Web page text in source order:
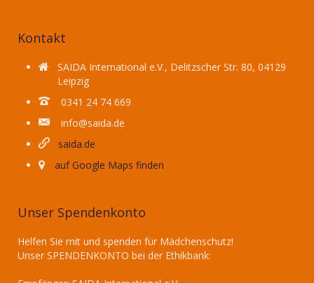
Kontakt
SAIDA International e.V., Delitzscher Str. 80, 04129
Leipzig
0341 24 74 669
info@saida.de
saida.de
auf Google Maps finden
Unser Spendenkonto
Helfen Sie mit und spenden für Mädchenschutz!
Unser SPENDENKONTO bei der Ethikbank: